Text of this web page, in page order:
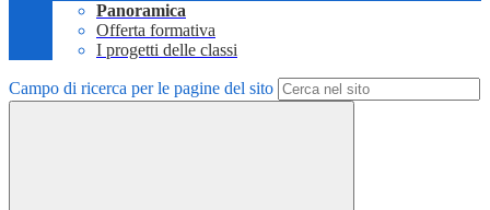
Panoramica
Offerta formativa
I progetti delle classi
Campo di ricerca per le pagine del sito